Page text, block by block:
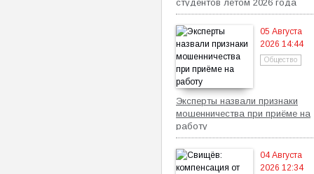
студентов летом 2026 года
05 Августа
2026 14:44
Общество
Эксперты назвали признаки
мошенничества при приёме на
работу
04 Августа
2026 12:34